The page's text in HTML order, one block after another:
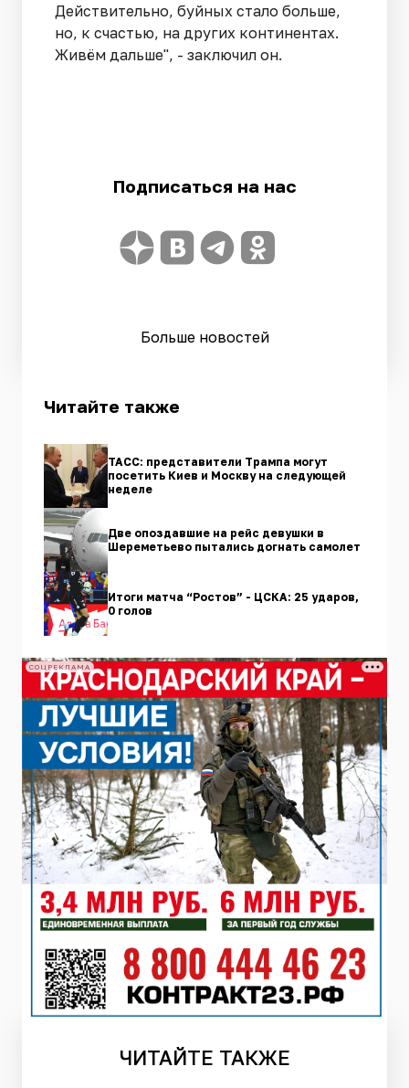
Действительно, буйных стало больше,
но, к счастью, на других континентах.
Живём дальше", - заключил он.
Подписаться на нас
Больше новостей
Читайте также
ТАСС: представители Трампа могут
посетить Киев и Москву на следующей
неделе
Две опоздавшие на рейс девушки в
Шереметьево пытались догнать самолет
Итоги матча “Ростов” - ЦСКА: 25 ударов,
0 голов
СОЦРЕКЛАМА
ЧИТАЙТЕ ТАКЖЕ